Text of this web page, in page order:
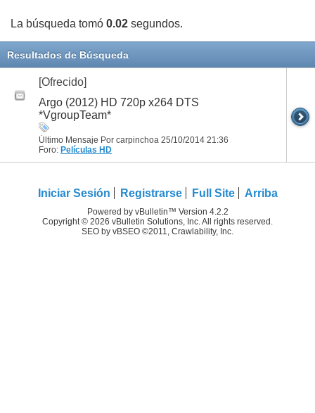
La búsqueda tomó 0.02 segundos.
Resultados de Búsqueda
[Ofrecido]
Argo (2012) HD 720p x264 DTS
*VgroupTeam*
Último Mensaje Por carpinchoa 25/10/2014 21:36
Foro: Películas HD
Iniciar Sesión Registrarse Full Site Arriba
Powered by vBulletin™ Version 4.2.2
Copyright © 2026 vBulletin Solutions, Inc. All rights reserved.
SEO by vBSEO ©2011, Crawlability, Inc.